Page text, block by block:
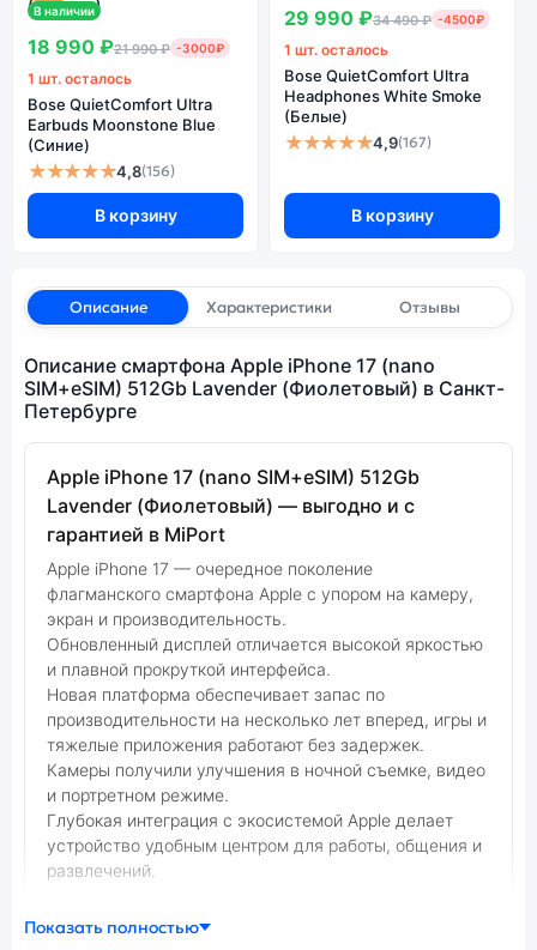
В наличии
18 990 ₽21 990 ₽ -3000₽
1 шт. осталось
Bose QuietComfort Ultra
Earbuds Moonstone Blue
(Синие)
★★★★★4,8(156)
В корзину
29 990 ₽34 490 ₽ -4500₽
1 шт. осталось
Bose QuietComfort Ultra
Headphones White Smoke
(Белые)
★★★★★4,9(167)
В корзину
Описание Характеристики Отзывы
Описание смартфона Apple iPhone 17 (nano
SIM+eSIM) 512Gb Lavender (Фиолетовый) в Санкт-
Петербурге
Apple iPhone 17 (nano SIM+eSIM) 512Gb
Lavender (Фиолетовый) — выгодно и с
гарантией в MiPort
Apple iPhone 17 — очередное поколение
флагманского смартфона Apple с упором на камеру,
экран и производительность.
Обновленный дисплей отличается высокой яркостью
и плавной прокруткой интерфейса.
Новая платформа обеспечивает запас по
производительности на несколько лет вперед, игры и
тяжелые приложения работают без задержек.
Камеры получили улучшения в ночной съемке, видео
и портретном режиме.
Глубокая интеграция с экосистемой Apple делает
устройство удобным центром для работы, общения и
развлечений.
Показать полностью